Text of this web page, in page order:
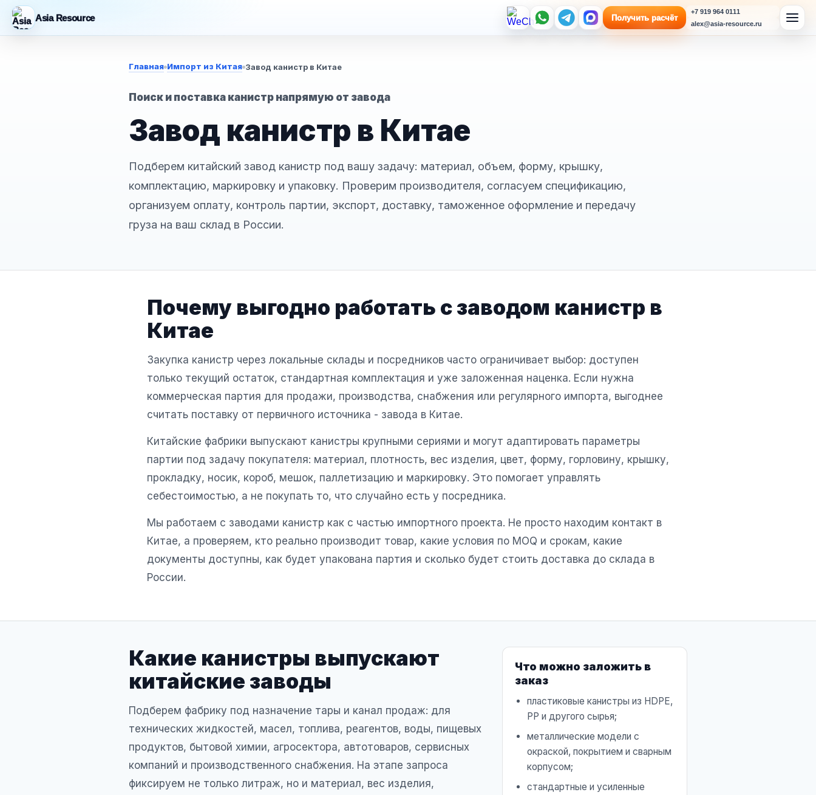
Asia Resource Получить расчёт
+7 919 964 0111
alex@asia-resource.ru
Главная Импорт из Китая Завод канистр в Китае
Поиск и поставка канистр напрямую от завода
Завод канистр в Китае
Подберем китайский завод канистр под вашу задачу: материал, объем, форму, крышку,
комплектацию, маркировку и упаковку. Проверим производителя, согласуем спецификацию,
организуем оплату, контроль партии, экспорт, доставку, таможенное оформление и передачу
груза на ваш склад в России.
Почему выгодно работать с заводом канистр в
Китае
Закупка канистр через локальные склады и посредников часто ограничивает выбор: доступен
только текущий остаток, стандартная комплектация и уже заложенная наценка. Если нужна
коммерческая партия для продажи, производства, снабжения или регулярного импорта, выгоднее
считать поставку от первичного источника - завода в Китае.
Китайские фабрики выпускают канистры крупными сериями и могут адаптировать параметры
партии под задачу покупателя: материал, плотность, вес изделия, цвет, форму, горловину, крышку,
прокладку, носик, короб, мешок, паллетизацию и маркировку. Это помогает управлять
себестоимостью, а не покупать то, что случайно есть у посредника.
Мы работаем с заводами канистр как с частью импортного проекта. Не просто находим контакт в
Китае, а проверяем, кто реально производит товар, какие условия по MOQ и срокам, какие
документы доступны, как будет упакована партия и сколько будет стоить доставка до склада в
России.
Какие канистры выпускают
китайские заводы
Подберем фабрику под назначение тары и канал продаж: для
технических жидкостей, масел, топлива, реагентов, воды, пищевых
продуктов, бытовой химии, агросектора, автотоваров, сервисных
компаний и производственного снабжения. На этапе запроса
фиксируем не только литраж, но и материал, вес изделия,
Что можно заложить в
заказ
пластиковые канистры из HDPE,
PP и другого сырья;
металлические модели с
окраской, покрытием и сварным
корпусом;
стандартные и усиленные